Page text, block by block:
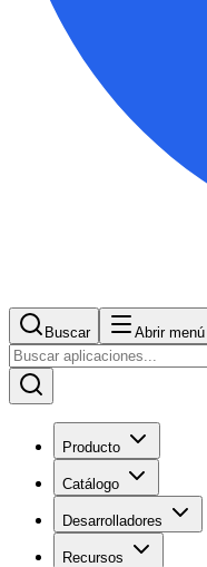
Buscar Abrir menú
Producto
Catálogo
Desarrolladores
Recursos